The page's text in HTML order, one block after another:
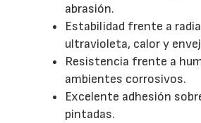
abrasión.
Estabilidad frente a
ultravioleta, calor y
Resistencia frente a
ambientes corrosivos.
Excelente adhesión
pintadas.